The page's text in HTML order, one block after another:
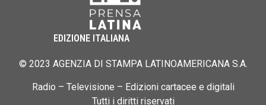
EDIZIONE ITALIANA
© 2023 AGENZIA DI STAMPA LATINOAMERICANA S.A.
Radio – Televisione – Edizioni cartacee e digitali
Tutti i diritti riservati